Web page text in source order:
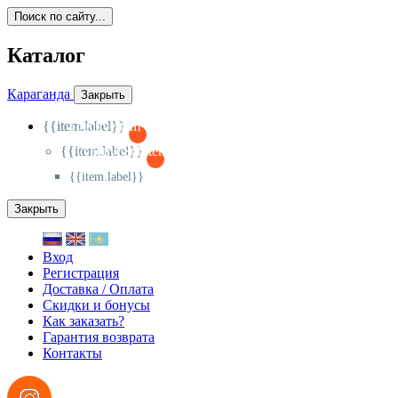
Поиск по сайту...
Каталог
Караганда Закрыть
{{item.label}}
{{activeItem==item.id?'-
{{item.label}}
{{activeSubitem==item.id?'-
{{item.label}}
Закрыть
Вход
Регистрация
Доставка / Оплата
Скидки и бонусы
Как заказать?
Гарантия возврата
Контакты